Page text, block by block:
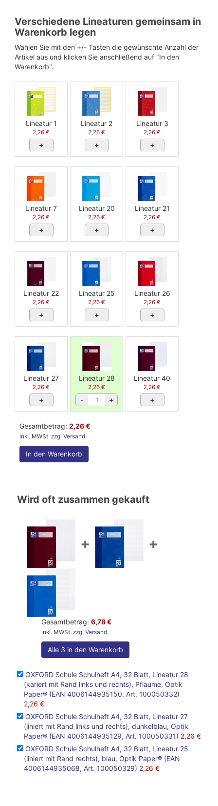
Verschiedene Lineaturen gemeinsam in
Warenkorb legen
Wählen Sie mit den +/- Tasten die gewünschte Anzahl der
Artikel aus und klicken Sie anschließend auf "In den
Warenkorb".
Lineatur 1
2,26 €
+
Lineatur 2
2,26 €
+
Lineatur 3
2,26 €
+
Lineatur 7
2,26 €
+
Lineatur 20
2,26 €
+
Lineatur 21
2,26 €
+
Lineatur 22
2,26 €
+
Lineatur 25
2,26 €
+
Lineatur 26
2,26 €
+
Lineatur 27
2,26 €
+
Lineatur 28
2,26 €
- +
Lineatur 40
2,26 €
+
Gesamtbetrag: 2,26 €
inkl. MWSt. zzgl Versand
In den Warenkorb
Wird oft zusammen gekauft
+ +
Gesamtbetrag: 6,78 €
inkl. MWSt. zzgl Versand
Alle 3 in den Warenkorb
OXFORD Schule Schulheft A4, 32 Blatt, Lineatur 28
(kariert mit Rand links und rechts), Pflaume, Optik
Paper® (EAN 4006144935150, Art. 100050332)
2,26 €
OXFORD Schule Schulheft A4, 32 Blatt, Lineatur 27
(liniert mit Rand links und rechts), dunkelblau, Optik
Paper® (EAN 4006144935129, Art. 100050331) 2,26 €
OXFORD Schule Schulheft A4, 32 Blatt, Lineatur 25
(liniert mit Rand rechts), blau, Optik Paper® (EAN
4006144935068, Art. 100050329) 2,26 €